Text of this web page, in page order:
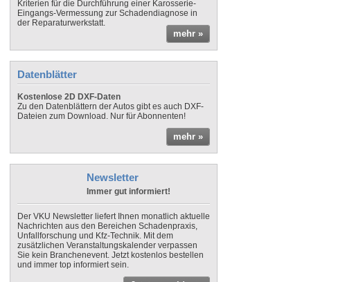
Kriterien für die Durchführung einer Karosserie-
Eingangs-Vermessung zur Schadendiagnose in
der Reparaturwerkstatt.
mehr »
Datenblätter
Kostenlose 2D DXF-Daten
Zu den Datenblättern der Autos gibt es auch DXF-
Dateien zum Download. Nur für Abonnenten!
mehr »
Newsletter
Immer gut informiert!
Der VKU Newsletter liefert Ihnen monatlich aktuelle
Nachrichten aus den Bereichen Schadenpraxis,
Unfallforschung und Kfz-Technik. Mit dem
zusätzlichen Veranstaltungskalender verpassen
Sie kein Branchenevent. Jetzt kostenlos bestellen
und immer top informiert sein.